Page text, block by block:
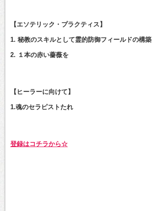
【エソテリック・プラクティス】
1. 秘教のスキルとして霊的防御フィールドの構築
2. １本の赤い薔薇を
【ヒーラーに向けて】
1.魂のセラピストたれ
登録はコチラから☆